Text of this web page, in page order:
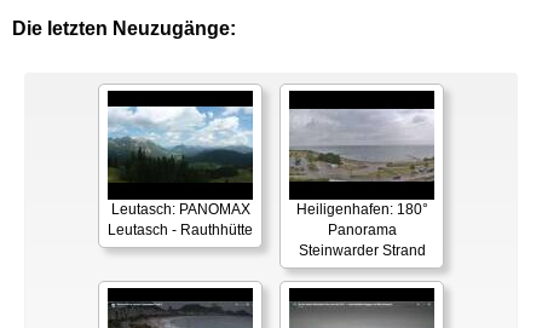
Die letzten Neuzugänge:
Leutasch: PANOMAX
Leutasch - Rauthhütte
Heiligenhafen: 180°
Panorama
Steinwarder Strand